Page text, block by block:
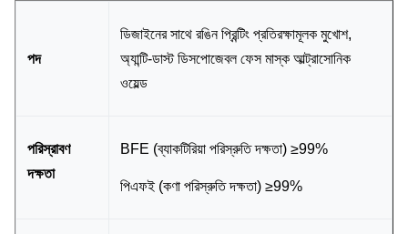
পদ
ডিজাইনের সাথে রঙিন প্রিন্টিং প্রতিরক্ষামূলক মুখোশ,
অ্যান্টি-ডাস্ট ডিসপোজেবল ফেস মাস্ক আল্ট্রাসোনিক
ওয়েল্ড
পরিস্রাবণ
দক্ষতা
BFE (ব্যাকটিরিয়া পরিস্রুতি দক্ষতা) ≥99%
পিএফই (কণা পরিস্রুতি দক্ষতা) ≥99%